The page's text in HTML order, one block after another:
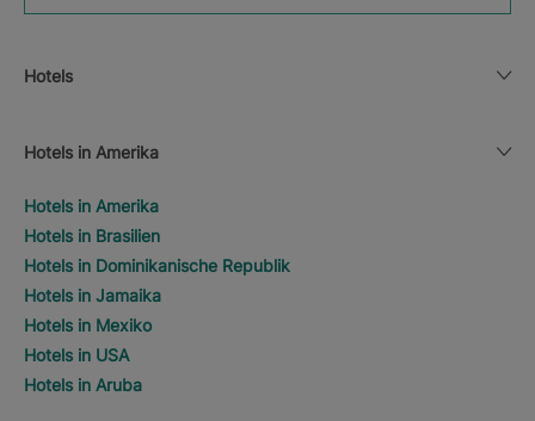
Hotels
Hotels in Amerika
Hotels in Amerika
Hotels in Brasilien
Hotels in Dominikanische Republik
Hotels in Jamaika
Hotels in Mexiko
Hotels in USA
Hotels in Aruba